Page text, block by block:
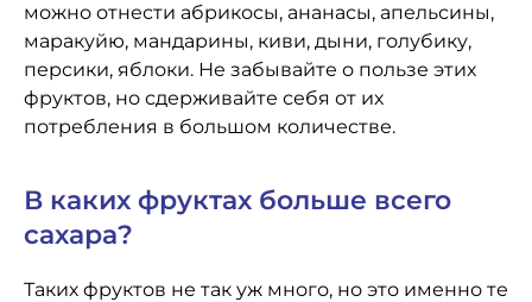
можно отнести абрикосы, ананасы, апельсины,
маракуйю, мандарины, киви, дыни, голубику,
персики, яблоки. Не забывайте о пользе этих
фруктов, но сдерживайте себя от их
потребления в большом количестве.
В каких фруктах больше всего
сахара?
Таких фруктов не так уж много, но это именно те